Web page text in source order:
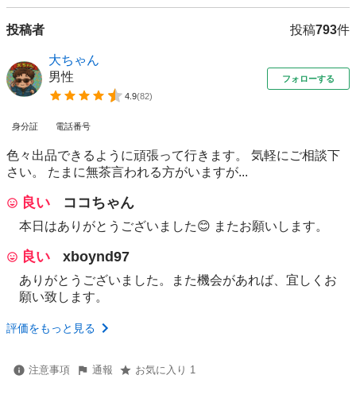
投稿者 投稿793件
大ちゃん
男性
4.9(82)
フォローする
身分証 電話番号
色々出品できるように頑張って行きます。 気軽にご相談下
さい。 たまに無茶言われる方がいますが...
良い ココちゃん
本日はありがとうございました😊 またお願いします。
良い xboynd97
ありがとうございました。また機会があれば、宜しくお
願い致します。
評価をもっと見る
注意事項 通報 お気に入り 1